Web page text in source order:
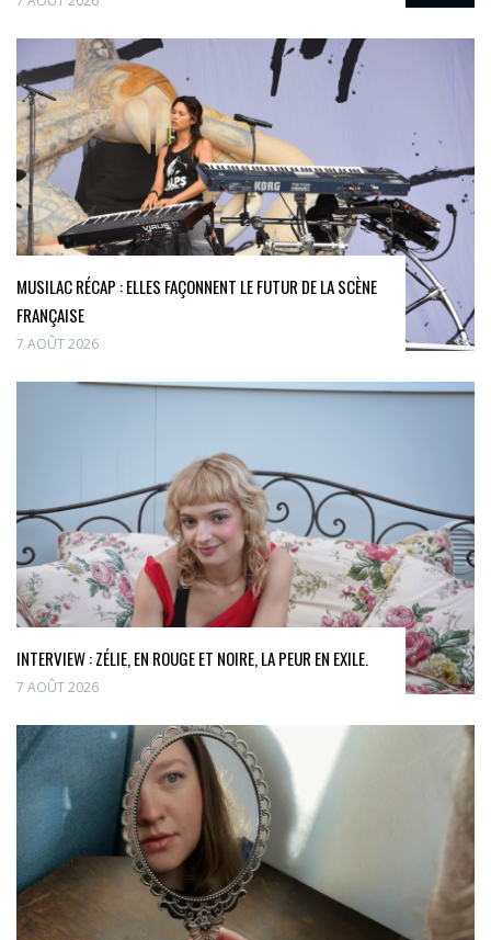
MUSILAC RÉCAP : ELLES FAÇONNENT LE FUTUR DE LA SCÈNE
FRANÇAISE
7 AOÛT 2026
INTERVIEW : ZÉLIE, EN ROUGE ET NOIRE, LA PEUR EN EXILE.
7 AOÛT 2026